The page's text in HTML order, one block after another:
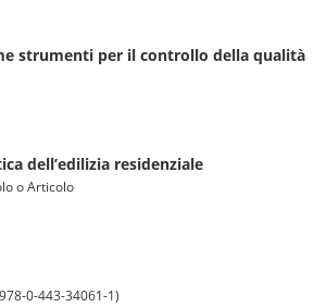
strumenti per il controllo della qualità
dell’edilizia residenziale
o Articolo
0-443-34061-1)